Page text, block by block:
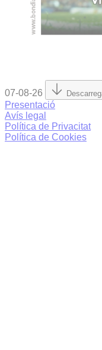
07-08-26
Presentació
Avís legal
Política de Privacitat
Política de Cookies